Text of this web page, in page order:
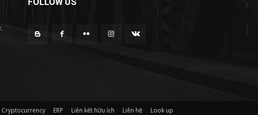
Cryptocurrency ERP Liên kết hữu ích Liên hệ Look up